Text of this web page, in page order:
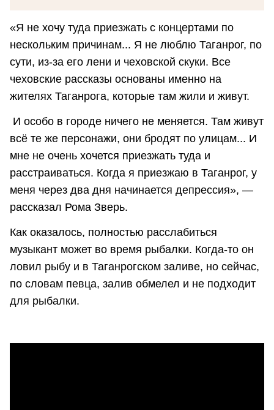
«Я не хочу туда приезжать с концертами по
нескольким причинам... Я не люблю Таганрог, по
сути, из-за его лени и чеховской скуки. Все
чеховские рассказы основаны именно на
жителях Таганрога, которые там жили и живут.
И особо в городе ничего не меняется. Там живут
всё те же персонажи, они бродят по улицам... И
мне не очень хочется приезжать туда и
расстраиваться. Когда я приезжаю в Таганрог, у
меня через два дня начинается депрессия», —
рассказал Рома Зверь.
Как оказалось, полностью расслабиться
музыкант может во время рыбалки. Когда-то он
ловил рыбу и в Таганрогском заливе, но сейчас,
по словам певца, залив обмелел и не подходит
для рыбалки.